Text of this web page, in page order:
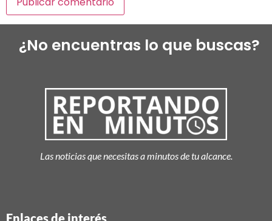
¿No encuentras lo que buscas?
Las noticias que necesitas a minutos de tu alcance.
Enlaces de interés